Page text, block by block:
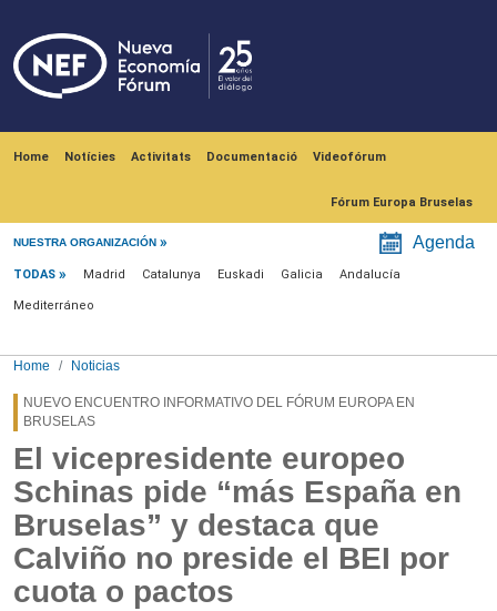
Home Notícies Activitats Documentació Videofórum
Fórum Europa Bruselas
NUESTRA ORGANIZACIÓN Agenda
Menú noticias
TODAS Madrid Catalunya Euskadi Galicia Andalucía
Mediterráneo
Home Noticias
NUEVO ENCUENTRO INFORMATIVO DEL FÓRUM EUROPA EN
BRUSELAS
El vicepresidente europeo
Schinas pide “más España en
Bruselas” y destaca que
Calviño no preside el BEI por
cuota o pactos